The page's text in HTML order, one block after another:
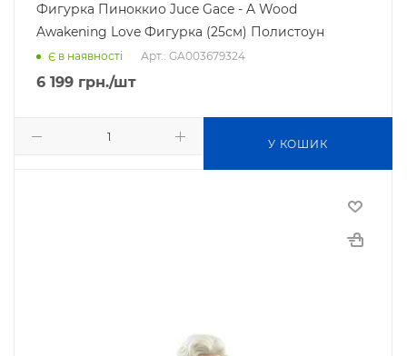
Фигурка Пиноккио Juce Gace - A Wood
Awakening Love Фигурка (25см) Полистоун
Є в наявності Арт.: GA003679324
6 199 грн./шт
У КОШИК